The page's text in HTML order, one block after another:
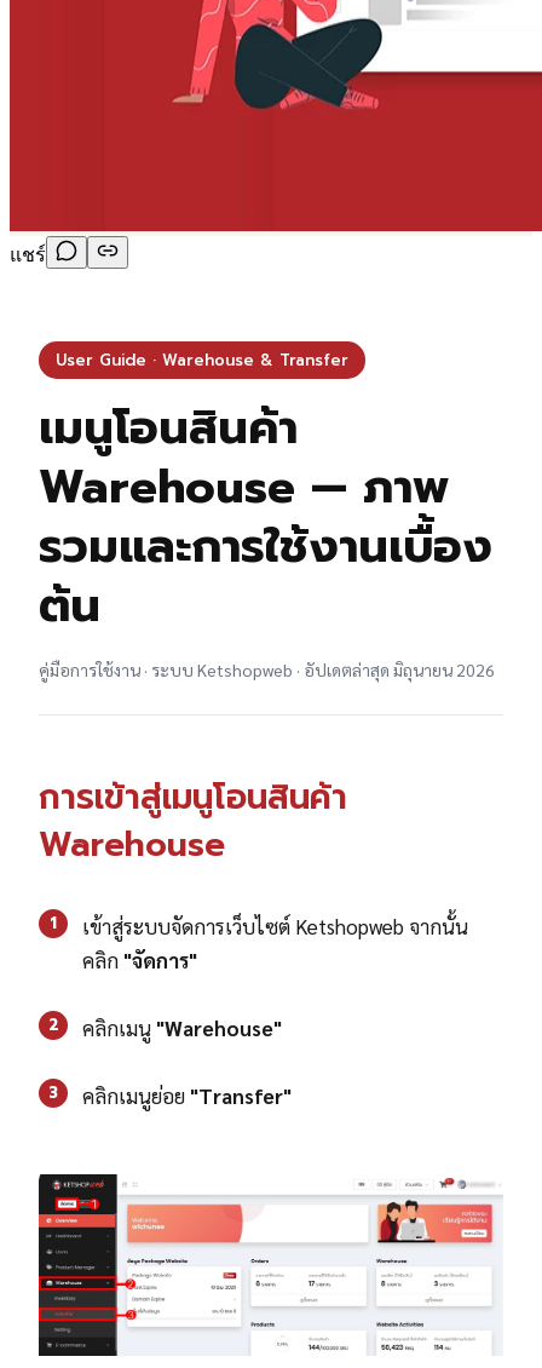
แชร์
User Guide · Warehouse & Transfer
เมนูโอนสินค้า
Warehouse — ภาพ
รวมและการใช้งานเบื้อง
ต้น
คู่มือการใช้งาน · ระบบ Ketshopweb · อัปเดตล่าสุด มิถุนายน 2026
การเข้าสู่เมนูโอนสินค้า
Warehouse
1
เข้าสู่ระบบจัดการเว็บไซต์ Ketshopweb จากนั้น
คลิก "จัดการ"
2 คลิกเมนู "Warehouse"
3 คลิกเมนูย่อย "Transfer"